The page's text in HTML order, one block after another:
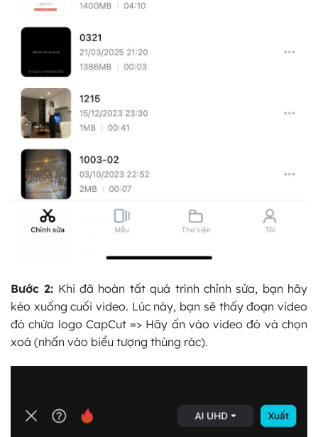
Bước 2: Khi đã hoàn tất quá trình chỉnh sửa, bạn hãy
kéo xuống cuối video. Lúc này, bạn sẽ thấy đoạn video
đó chứa logo CapCut => Hãy ấn vào video đó và chọn
xoá (nhấn vào biểu tượng thùng rác).